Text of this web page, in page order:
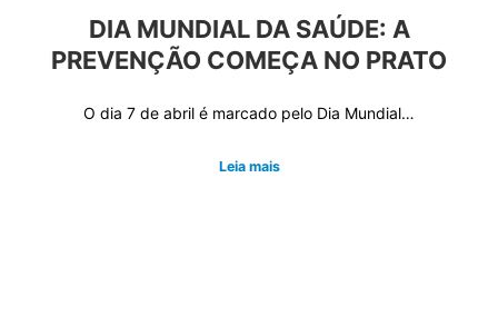
DIA MUNDIAL DA SAÚDE: A
PREVENÇÃO COMEÇA NO PRATO
O dia 7 de abril é marcado pelo Dia Mundial…
Leia mais